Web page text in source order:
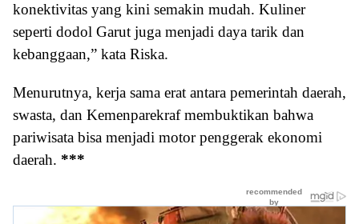
konektivitas yang kini semakin mudah. Kuliner
seperti dodol Garut juga menjadi daya tarik dan
kebanggaan,” kata Riska.
Menurutnya, kerja sama erat antara pemerintah daerah,
swasta, dan Kemenparekraf membuktikan bahwa
pariwisata bisa menjadi motor penggerak ekonomi
daerah. ***